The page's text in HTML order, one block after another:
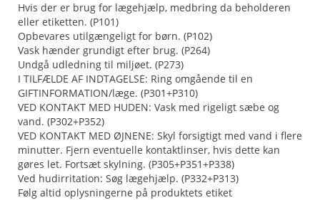
Hvis der er brug for lægehjælp, medbring da beholderen
eller etiketten. (P101)
Opbevares utilgængeligt for børn. (P102)
Vask hænder grundigt efter brug. (P264)
Undgå udledning til miljøet. (P273)
I TILFÆLDE AF INDTAGELSE: Ring omgående til en
GIFTINFORMATION/læge. (P301+P310)
VED KONTAKT MED HUDEN: Vask med rigeligt sæbe og
vand. (P302+P352)
VED KONTAKT MED ØJNENE: Skyl forsigtigt med vand i flere
minutter. Fjern eventuelle kontaktlinser, hvis dette kan
gøres let. Fortsæt skylning. (P305+P351+P338)
Ved hudirritation: Søg lægehjælp. (P332+P313)
Følg altid oplysningerne på produktets etiket